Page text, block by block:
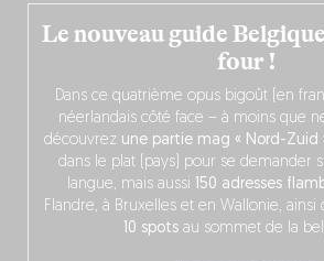
Le nouveau guide
four !
Dans ce quatrième opus bigoût (en
néerlandais côté face – à moins que
découvrez une partie mag « Nord-Zuid
dans le plat (pays) pour se demander
langue, mais aussi 150 adresses
Flandre, à Bruxelles et en Wallonie, ainsi
10 spots au sommet de la